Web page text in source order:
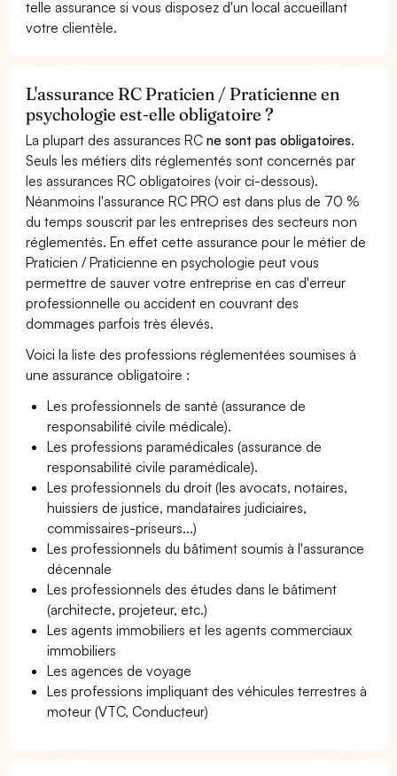
telle assurance si vous disposez d'un local accueillant
votre clientèle.
L'assurance RC Praticien / Praticienne en
psychologie est-elle obligatoire ?
La plupart des assurances RCne sont pas obligatoires.
Seuls les métiers dits réglementés sont concernés par
les assurances RC obligatoires (voir ci-dessous).
Néanmoins l'assurance RC PRO est dans plus de 70 %
du temps souscrit par les entreprises des secteurs non
réglementés. En effet cette assurance pour le métier de
Praticien / Praticienne en psychologie peut vous
permettre de sauver votre entreprise en cas d'erreur
professionnelle ou accident en couvrant des
dommages parfois très élevés.
Voici la liste des professions réglementées soumises à
une assurance obligatoire :
Les professionnels de santé (assurance de
responsabilité civile médicale).
Les professions paramédicales (assurance de
responsabilité civile paramédicale).
Les professionnels du droit (les avocats, notaires,
huissiers de justice, mandataires judiciaires,
commissaires-priseurs...)
Les professionnels du bâtiment soumis à l'assurance
décennale
Les professionnels des études dans le bâtiment
(architecte, projeteur, etc.)
Les agents immobiliers et les agents commerciaux
immobiliers
Les agences de voyage
Les professions impliquant des véhicules terrestres à
moteur (VTC, Conducteur)